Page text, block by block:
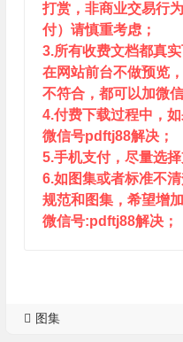
打赏，非商业交易行
付）请慎重考虑；
3.所有收费文档都真
在网站前台不做预览
不符合，都可以加微
4.付费下载过程中，
微信号pdftj88解决；
5.手机支付，尽量选择
6.如图集或者标准不
规范和图集，希望增
微信号:pdftj88解决；
图集